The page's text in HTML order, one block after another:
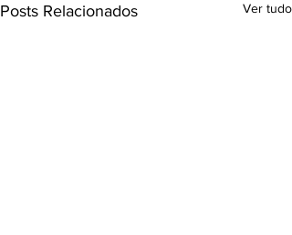
Posts Relacionados Ver tudo